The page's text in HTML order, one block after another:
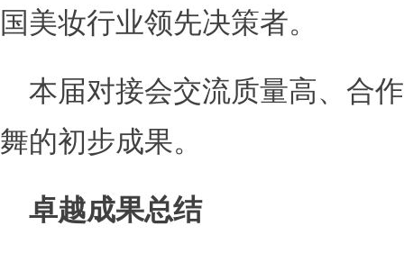
国美妆行业领先决策者。
本届对接会交流质量高、合
舞的初步成果。
卓越成果总结